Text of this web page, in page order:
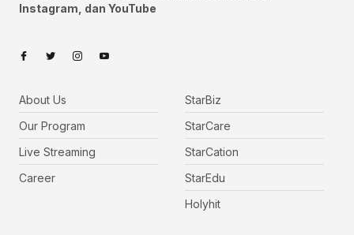
Instagram, dan YouTube
About Us
Our Program
Live Streaming
Career
StarBiz
StarCare
StarCation
StarEdu
Holyhit